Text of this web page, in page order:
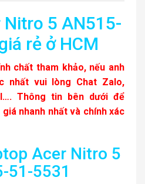
5 AN515-
rẻ ở HCM
chất tham khảo, nếu anh
nhất vui lòng Chat Zalo,
Thông tin bên dưới để
nhanh nhất và chính xác
Acer Nitro 5
51-5531